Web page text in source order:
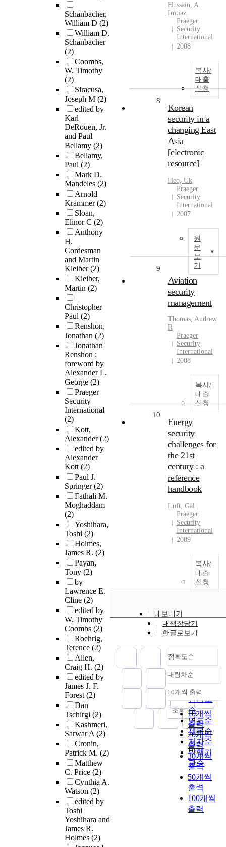
Schanbacher,
William D (2)
William D.
Schanbacher
(2)
Coombs,
W. Timothy
(2)
Siracusa,
Joseph M (2)
edited by
Karl
DeRouen, Jr.
and Paul
Bellamy (2)
Bellamy,
Paul (2)
Mark D.
Mandeles (2)
Arnold
Krammer(2)
Sloan,
Elinor C (2)
Anthony
H.
Cordesman
and Martin
Kleiber(2)
Kleiber,
Martin (2)
Christopher
Paul (2)
Renshon,
Jonathan (2)
Jonathan
Renshon ;
foreword by
Alexander L.
George (2)
Praeger
Security
International
(2)
Kott,
Alexander(2)
edited by
Alexander
Kott(2)
Paul J.
Springer(2)
Fathali M.
Moghaddam
(2)
Yoshihara,
Toshi (2)
Holmes,
James R. (2)
Payan,
Tony (2)
by
Lawrence E.
Cline (2)
edited by
W. Timothy
Coombs (2)
Roehrig,
Terence (2)
Allen,
Craig H. (2)
edited by
James J. F.
Forest(2)
Dan
Tschirgi (2)
Kashmeri,
Sarwar A(2)
Cronin,
Patrick M. (2)
Matthew
C. Price (2)
Cynthia A.
Watson (2)
edited by
Toshi
Yoshihara and
James R.
Holmes (2)
Hussain, A.
Imtiaz
Praeger
Security
International
2008
복사/
대출
신청
8
Korean
security in a
changing East
Asia
[electronic
resource]
Heo, Uk
Praeger
Security
International
2007
원
문
보
기
9
Aviation
security
management
Thomas, Andrew
R
Praeger
Security
International
2008
복사/
대출
신청
10
Energy
security
challenges for
the 21st
century : a
reference
handbook
Luft, Gal
Praeger
Security
International
2009
복사/
대출
신청
내보내기
내책장담기
한글로보기
정확도순
정확도
순
인기도
순
연도순
제목순
저자순
발행기
관순
내림차순
내림차순
10개씩 출력
10개씩
출력
20개씩
출력
30개씩
출력
50개씩
출력
100개씩
출력
조회